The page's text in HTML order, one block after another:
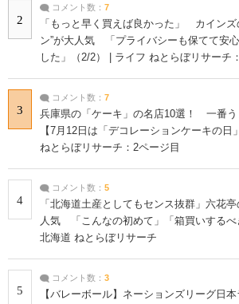
2
コメント数： 7
「もっと早く買えば良かった」 カインズ
ン”が大人気 「プライバシーも保てて安
した」（2/2） | ライフ ねとらぼリサーチ
3
コメント数： 7
兵庫県の「ケーキ」の名店10選！ 一番う
【7月12日は「デコレーションケーキの日
ねとらぼリサーチ：2ページ目
4
コメント数： 5
「北海道土産としてもセンス抜群」六花
人気 「こんなの初めて」「箱買いするべ
北海道 ねとらぼリサーチ
5
コメント数： 3
【バレーボール】ネーションズリーグ日